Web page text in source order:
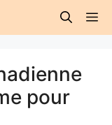
pour